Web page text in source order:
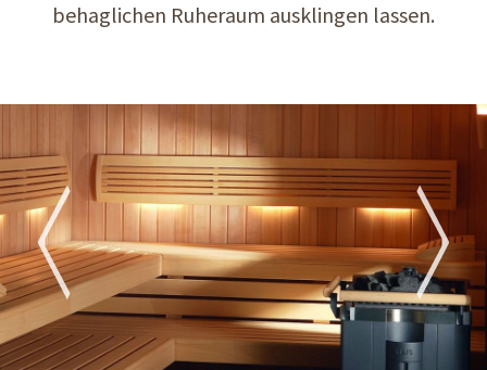
behaglichen Ruheraum ausklingen lassen.